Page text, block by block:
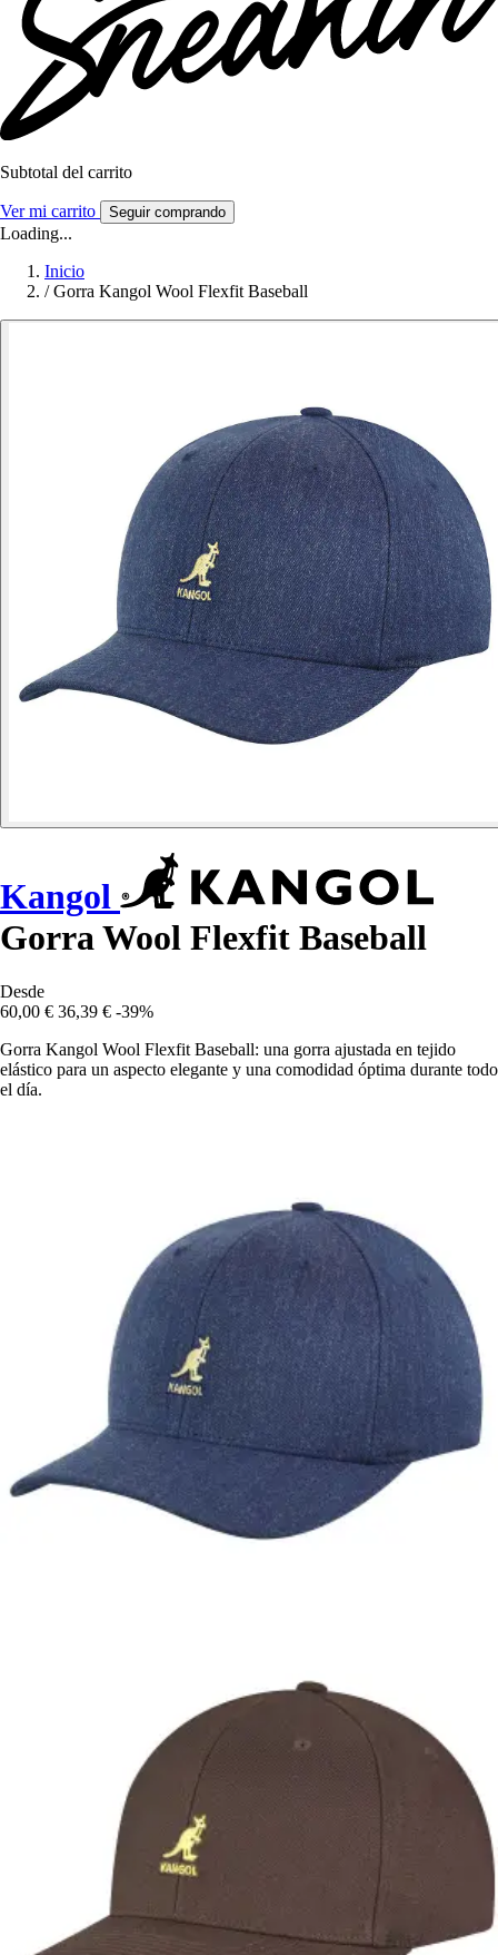
Subtotal del carrito
Ver mi carrito Seguir comprando
Loading...
Inicio
/ Gorra Kangol Wool Flexfit Baseball
Kangol
Gorra Wool Flexfit Baseball
Desde
60,00 € 36,39 € -39%
Gorra Kangol Wool Flexfit Baseball: una gorra ajustada en tejido
elástico para un aspecto elegante y una comodidad óptima durante todo
el día.